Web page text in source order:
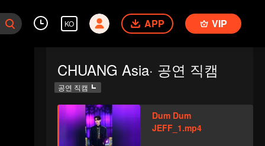
KO APP VIP
CHUANG Asia· 공연 직캠
공연 직캠
Dum Dum
JEFF_1.mp4